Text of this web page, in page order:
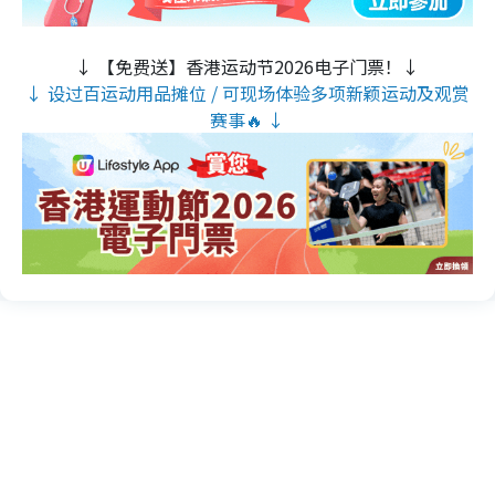
↓ 【免费送】香港运动节2026电子门票！↓
↓ 设过百运动用品摊位 / 可现场体验多项新颖运动及观赏
赛事🔥 ↓